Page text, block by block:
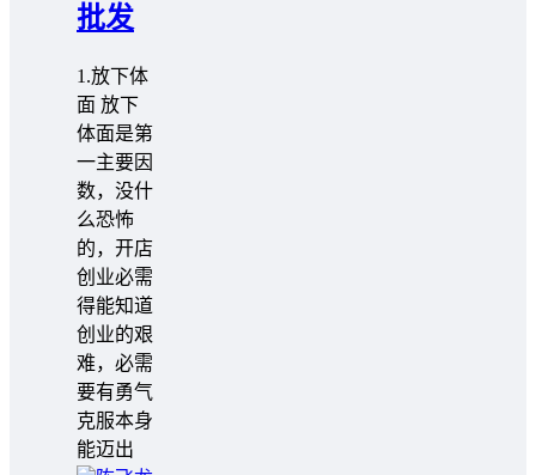
批发
1.放下体
面 放下
体面是第
一主要因
数，没什
么恐怖
的，开店
创业必需
得能知道
创业的艰
难，必需
要有勇气
克服本身
能迈出